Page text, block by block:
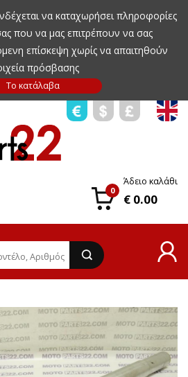
να καταχωρήσει πληροφορίες
που να μας επιτρέπουν να σας
επίσκεψη χωρίς να απαιτηθούν
πρόσβασης
0
Άδειο καλάθι
€ 0.00